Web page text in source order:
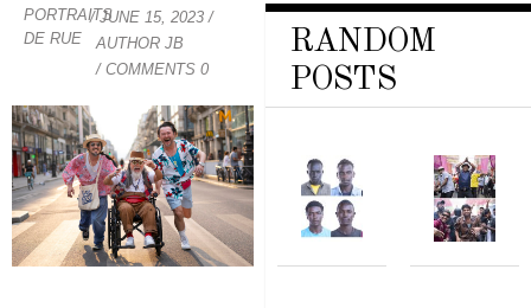
PORTRAITS
DE RUE
/JUNE 15, 2023/
AUTHOR JB
/ COMMENTS 0
RANDOM
POSTS